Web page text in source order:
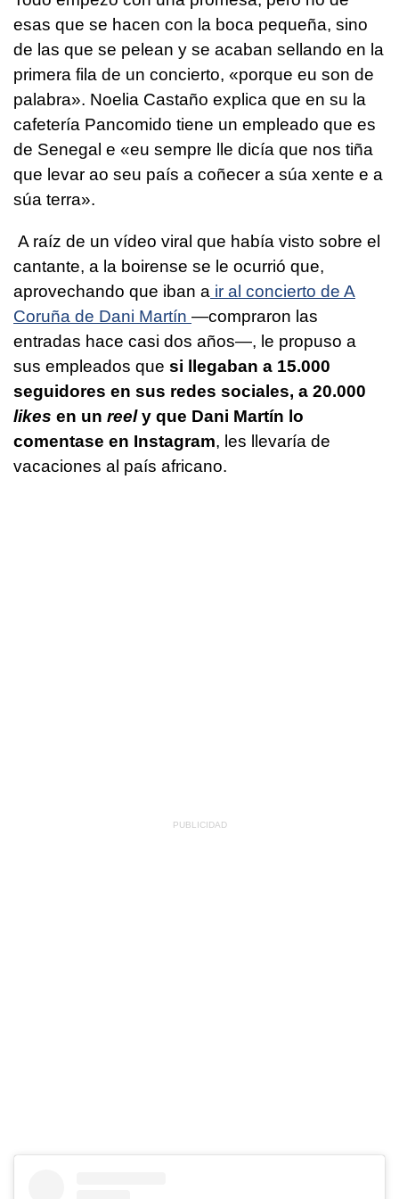
esas que se hacen con la boca pequeña, sino
de las que se pelean y se acaban sellando en la
primera fila de un concierto, «porque eu son de
palabra». Noelia Castaño explica que en su la
cafetería Pancomido tiene un empleado que es
de Senegal e «eu sempre lle dicía que nos tiña
que levar ao seu país a coñecer a súa xente e a
súa terra».
A raíz de un vídeo viral que había visto sobre el
cantante, a la boirense se le ocurrió que,
aprovechando que iban a ir al concierto de A
Coruña de Dani Martín —compraron las
entradas hace casi dos años—, le propuso a
sus empleados que si llegaban a 15.000
seguidores en sus redes sociales, a 20.000
likes en un reely que Dani Martín lo
comentase en Instagram, les llevaría de
vacaciones al país africano.